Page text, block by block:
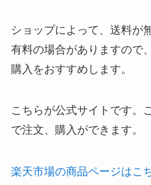
ショップによって、送料が
有料の場合がありますので
購入をおすすめします。
こちらが公式サイトです。
で注文、購入ができます。
楽天市場の商品ページはこ